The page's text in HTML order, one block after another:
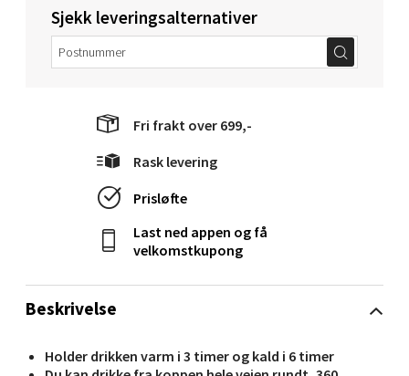
Beskrivelse
Holder drikken varm i 3 timer og kald i 6 timer
Sjekk leveringsalternativer
Fri frakt over 699,-
Rask levering
Prisløfte
Last ned appen og få
velkomstkupong
Torget 1, 6413 Molde
Åpent i dag 10-18
0 i butikk
Narvik - Thon Senter Malmporten
Bolagsgata 1, 8514 Narvik